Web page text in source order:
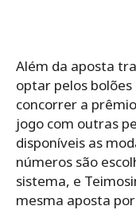
Além da aposta
optar pelos
concorrer a
jogo com outras
disponíveis as
números são
sistema, e
mesma aposta